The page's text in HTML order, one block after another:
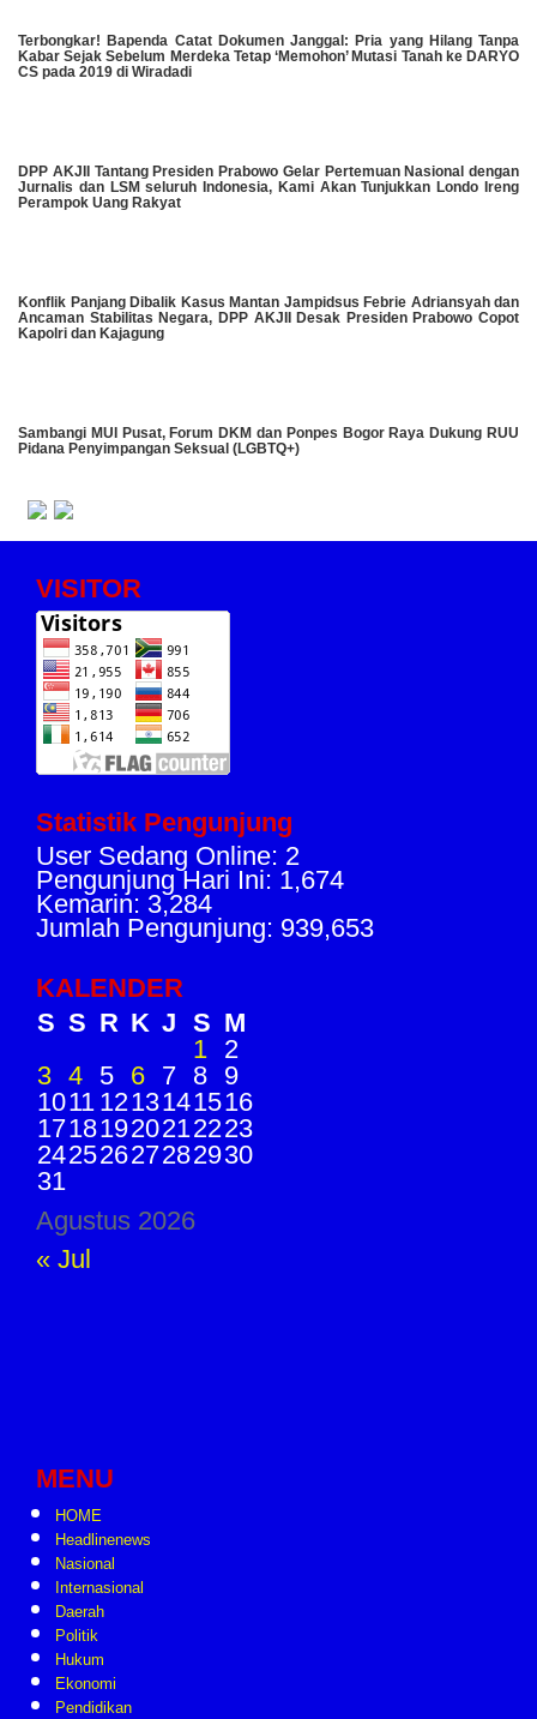
​Terbongkar! Bapenda Catat Dokumen Janggal: Pria yang Hilang Tanpa
Kabar Sejak Sebelum Merdeka Tetap ‘Memohon’ Mutasi Tanah ke DARYO
CS pada 2019 di Wiradadi
DPP AKJII Tantang Presiden Prabowo Gelar Pertemuan Nasional dengan
Jurnalis dan LSM seluruh Indonesia, Kami Akan Tunjukkan Londo Ireng
Perampok Uang Rakyat
Konflik Panjang Dibalik Kasus Mantan Jampidsus Febrie Adriansyah dan
Ancaman Stabilitas Negara, DPP AKJII Desak Presiden Prabowo Copot
Kapolri dan Kajagung
Sambangi MUI Pusat, Forum DKM dan Ponpes Bogor Raya Dukung RUU
Pidana Penyimpangan Seksual (LGBTQ+)
VISITOR
Statistik Pengunjung
User Sedang Online: 2
Pengunjung Hari Ini: 1,674
Kemarin: 3,284
Jumlah Pengunjung: 939,653
KALENDER
Agustus 2026
S S R K J S M
1 2
3 4 5 6 7 8 9
1011 1213141516
17181920212223
24252627282930
31
« Jul
MENU
HOME
Headlinenews
Nasional
Internasional
Daerah
Politik
Hukum
Ekonomi
Pendidikan